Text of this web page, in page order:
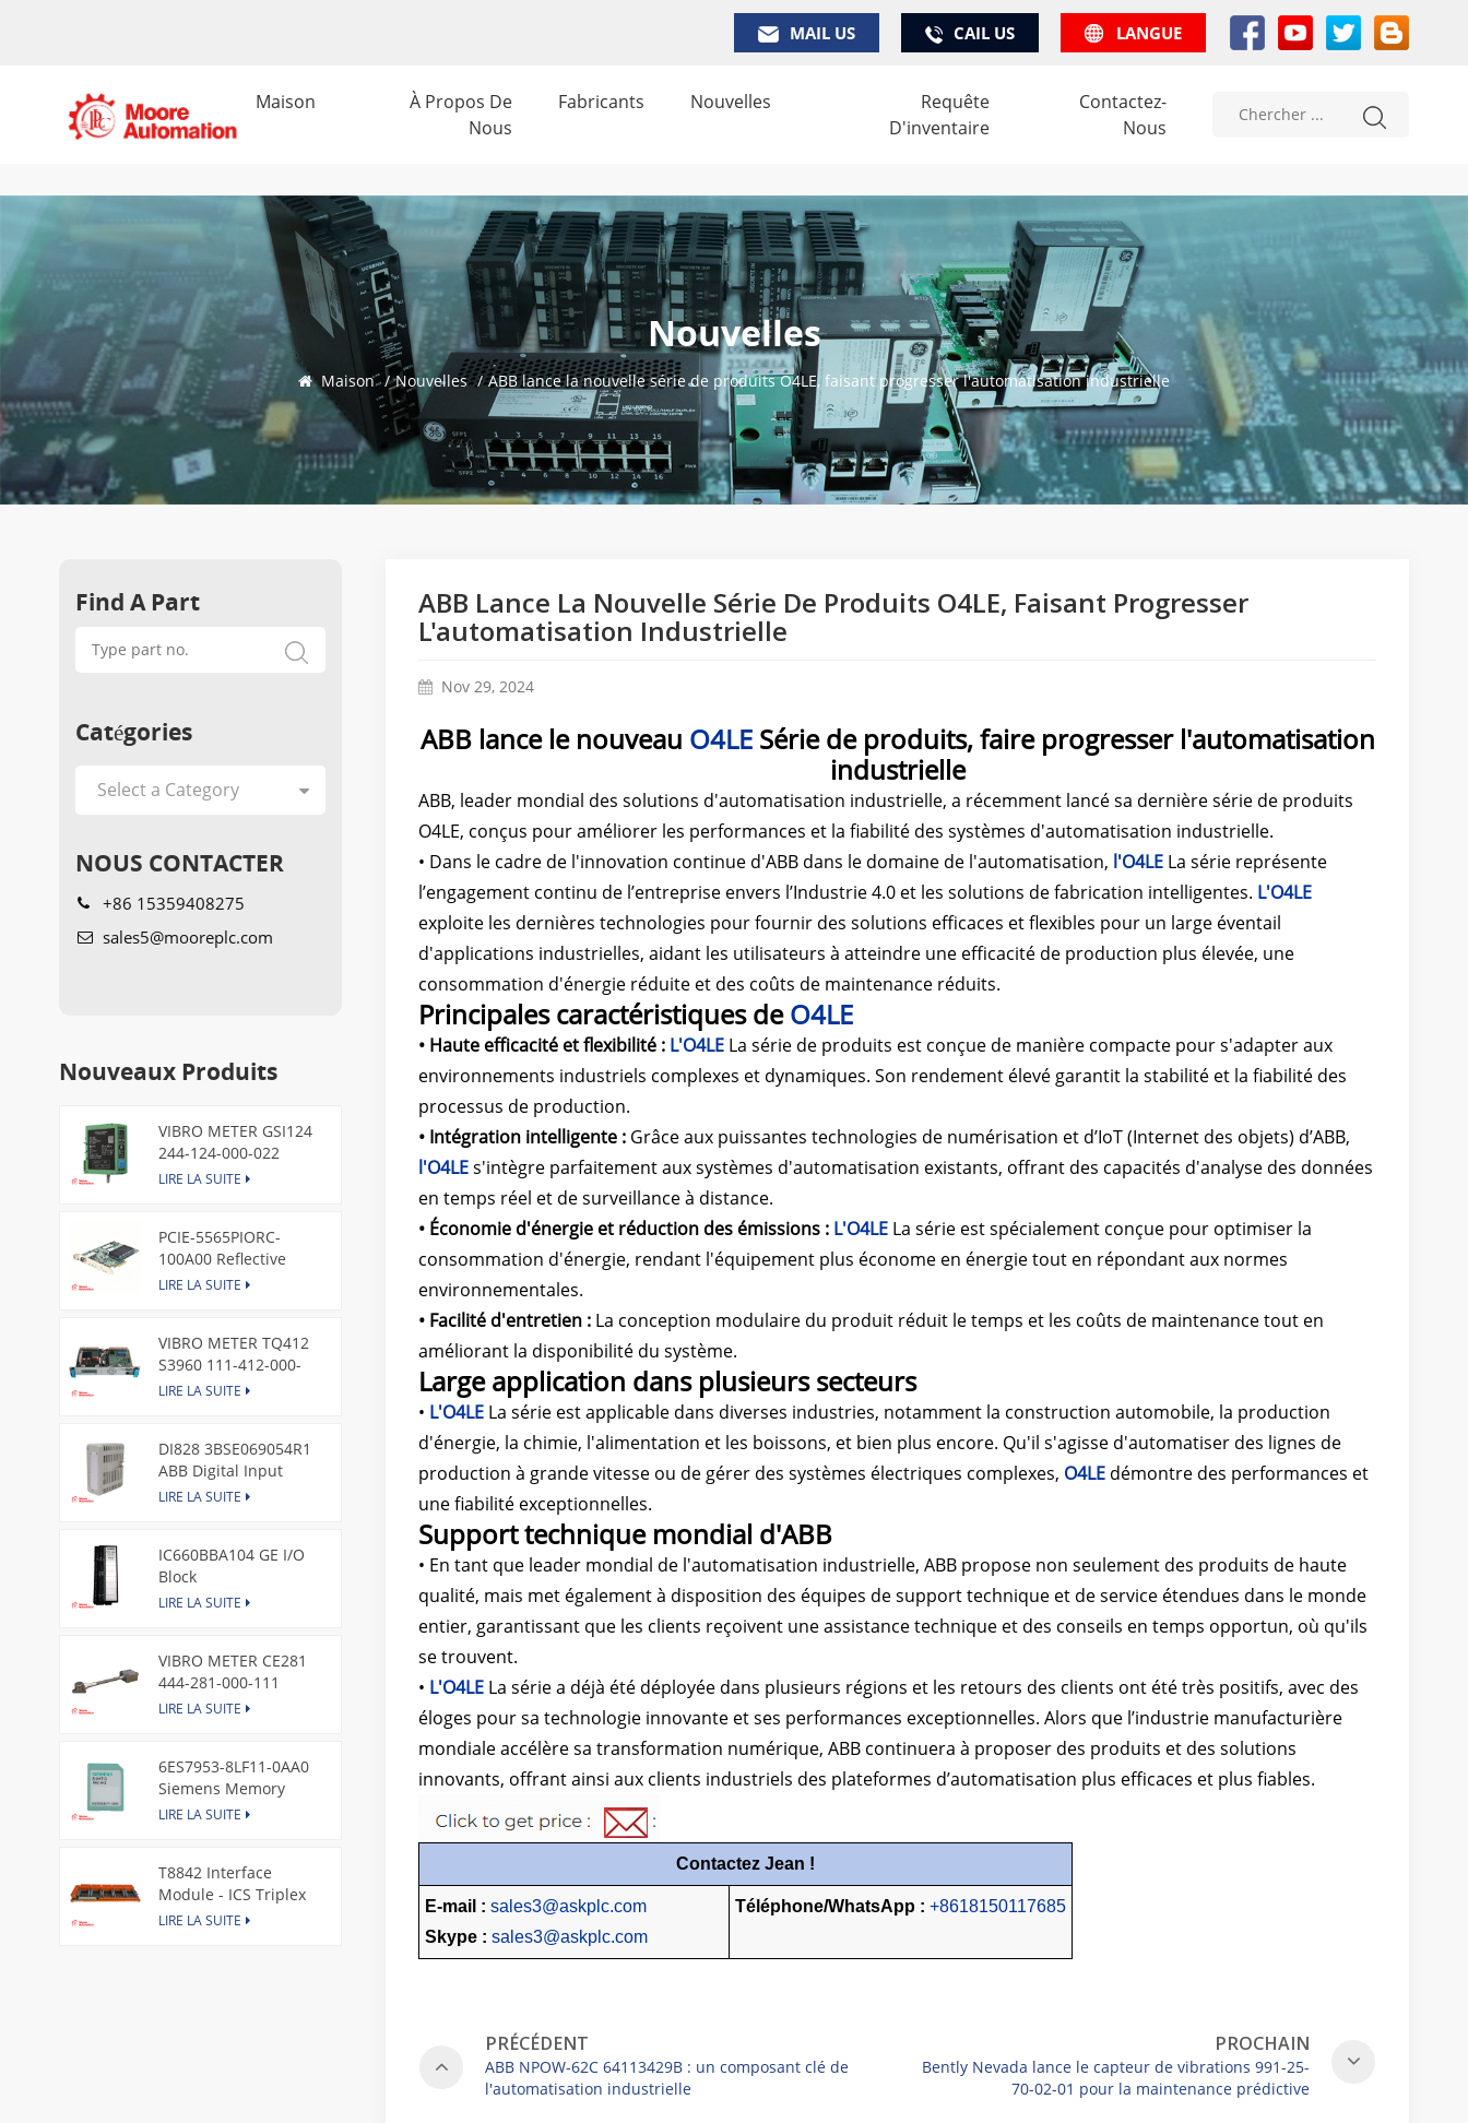
MAIL US CAIL US LANGUE
Maison
À Propos De
Nous
Fabricants Nouvelles
Requête
D'inventaire
Contactez-
Nous
Nouvelles
Maison / Nouvelles / ABB lance la nouvelle série de produits O4LE, faisant progresser l'automatisation industrielle
ABB Lance La Nouvelle Série De Produits O4LE, Faisant Progresser
L'automatisation Industrielle
Nov 29, 2024
ABB lance le nouveau O4LESérie de produits, faire progresser l'automatisation
industrielle
ABB, leader mondial des solutions d'automatisation industrielle, a récemment lancé sa dernière série de produits
O4LE, conçus pour améliorer les performances et la fiabilité des systèmes d'automatisation industrielle.
• Dans le cadre de l'innovation continue d'ABB dans le domaine de l'automatisation, l'O4LE La série représente
l’engagement continu de l’entreprise envers l’Industrie 4.0 et les solutions de fabrication intelligentes. L'O4LE
exploite les dernières technologies pour fournir des solutions efficaces et flexibles pour un large éventail
d'applications industrielles, aidant les utilisateurs à atteindre une efficacité de production plus élevée, une
consommation d'énergie réduite et des coûts de maintenance réduits.
Principales caractéristiques deO4LE
• Haute efficacité et flexibilité : L'O4LE La série de produits est conçue de manière compacte pour s'adapter aux
environnements industriels complexes et dynamiques. Son rendement élevé garantit la stabilité et la fiabilité des
processus de production.
• Intégration intelligente : Grâce aux puissantes technologies de numérisation et d’IoT (Internet des objets) d’ABB,
l'O4LEs'intègre parfaitement aux systèmes d'automatisation existants, offrant des capacités d'analyse des données
en temps réel et de surveillance à distance.
• Économie d'énergie et réduction des émissions : L'O4LE La série est spécialement conçue pour optimiser la
consommation d'énergie, rendant l'équipement plus économe en énergie tout en répondant aux normes
environnementales.
• Facilité d'entretien : La conception modulaire du produit réduit le temps et les coûts de maintenance tout en
améliorant la disponibilité du système.
Large application dans plusieurs secteurs
• L'O4LE La série est applicable dans diverses industries, notamment la construction automobile, la production
d'énergie, la chimie, l'alimentation et les boissons, et bien plus encore. Qu'il s'agisse d'automatiser des lignes de
production à grande vitesse ou de gérer des systèmes électriques complexes, O4LE démontre des performances et
une fiabilité exceptionnelles.
Support technique mondial d'ABB
• En tant que leader mondial de l'automatisation industrielle, ABB propose non seulement des produits de haute
qualité, mais met également à disposition des équipes de support technique et de service étendues dans le monde
entier, garantissant que les clients reçoivent une assistance technique et des conseils en temps opportun, où qu'ils
se trouvent.
• L'O4LE La série a déjà été déployée dans plusieurs régions et les retours des clients ont été très positifs, avec des
éloges pour sa technologie innovante et ses performances exceptionnelles. Alors que l’industrie manufacturière
mondiale accélère sa transformation numérique, ABB continuera à proposer des produits et des solutions
innovants, offrant ainsi aux clients industriels des plateformes d’automatisation plus efficaces et plus fiables.
Contactez Jean !
E-mail : sales3@askplc.com
Skype :sales3@askplc.com
Téléphone/WhatsApp : +8618150117685
PRÉCÉDENT
ABB NPOW-62C 64113429B : un composant clé de
l'automatisation industrielle
PROCHAIN
Bently Nevada lance le capteur de vibrations 991-25-
70-02-01 pour la maintenance prédictive
Find A Part
Catégories
NOUS CONTACTER
+86 15359408275
sales5@mooreplc.com
Nouveaux Produits
VIBRO METER GSI124
244-124-000-022
Piezoelectric Pressure
LIRE LA SUITE
PCIE-5565PIORC-
100A00 Reflective
Memory PCI Express
LIRE LA SUITE
VIBRO METER TQ412
S3960 111-412-000-
013 Reverse Mount
LIRE LA SUITE
DI828 3BSE069054R1
ABB Digital Input
Module
LIRE LA SUITE
IC660BBA104 GE I/O
Block
LIRE LA SUITE
VIBRO METER CE281
444-281-000-111
Piezoelectric Pressure
LIRE LA SUITE
6ES7953-8LF11-0AA0
Siemens Memory
Card
LIRE LA SUITE
T8842 Interface
Module - ICS Triplex
LIRE LA SUITE